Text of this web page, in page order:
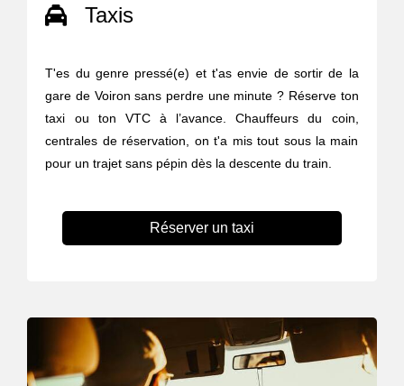
Taxis
T'es du genre pressé(e) et t'as envie de sortir de la
gare de Voiron sans perdre une minute ? Réserve ton
taxi ou ton VTC à l’avance. Chauffeurs du coin,
centrales de réservation, on t'a mis tout sous la main
pour un trajet sans pépin dès la descente du train.
Réserver un taxi